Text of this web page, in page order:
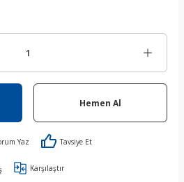
Hemen Al
Yaz Tavsiye Et
Karşılaştır